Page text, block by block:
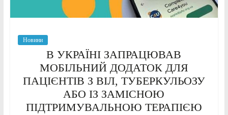
Новини
В УКРАЇНІ ЗАПРАЦЮВАВ
МОБІЛЬНИЙ ДОДАТОК ДЛЯ
ПАЦІЄНТІВ З ВІЛ, ТУБЕРКУЛЬОЗУ
АБО ІЗ ЗАМІСНОЮ
ПІДТРИМУВАЛЬНОЮ ТЕРАПІЄЮ